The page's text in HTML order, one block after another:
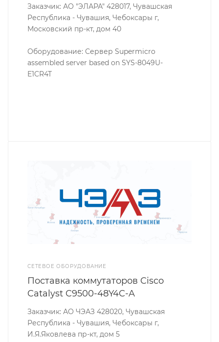
Заказчик: АО "ЭЛАРА" 428017, Чувашская
Республика - Чувашия, Чебоксары г,
Московский пр-кт, дом 40
Оборудование: Сервер Supermicro
assembled server based on SYS-8049U-
E1CR4T
СЕТЕВОЕ ОБОРУДОВАНИЕ
Поставка коммутаторов Cisco
Catalyst C9500-48Y4C-A
Заказчик: АО ЧЭАЗ 428020, Чувашская
Республика - Чувашия, Чебоксары г,
И.Я.Яковлева пр-кт, дом 5